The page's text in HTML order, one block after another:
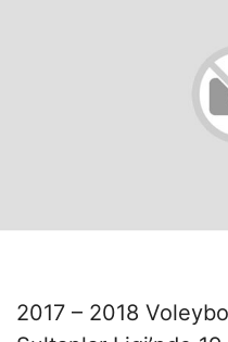
2017 – 2018
Sultanlar Ligi’nde